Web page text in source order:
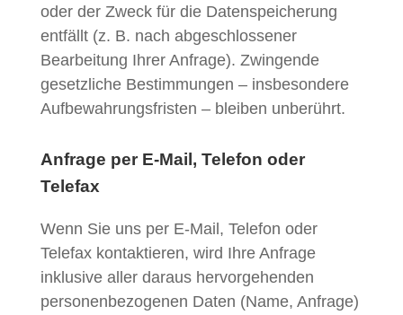
oder der Zweck für die Datenspeicherung
entfällt (z. B. nach abgeschlossener
Bearbeitung Ihrer Anfrage). Zwingende
gesetzliche Bestimmungen – insbesondere
Aufbewahrungsfristen – bleiben unberührt.
Anfrage per E-Mail, Telefon oder
Telefax
Wenn Sie uns per E-Mail, Telefon oder
Telefax kontaktieren, wird Ihre Anfrage
inklusive aller daraus hervorgehenden
personenbezogenen Daten (Name, Anfrage)